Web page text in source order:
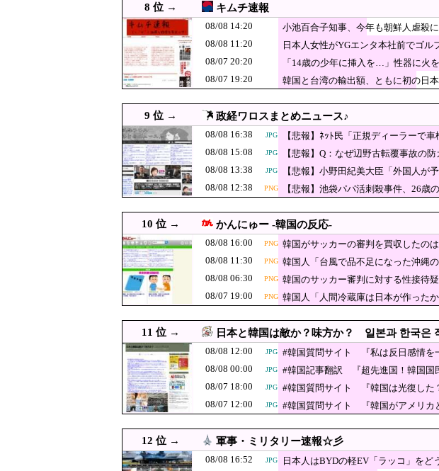
要求されてしまい……
08/08 12:40 JPG
【速報】韓国サッカー協会『すでに
ルはく奪の可能性「審判の国籍は日
08/08 12:38
【悲報】池袋パパ活刺殺事件、26歳の女性被
ｗｗｗｗｗｗｗｗｗｗｗｗｗｗｗｗ
08/08 12:35
韓国人「フランスの有力紙も大韓サ
ンダルに発展してしまう‥」
08/08 12:31 韓国人「日本は市民意識が高くて他人に迷惑
08/08 12:10
【おわった】三峡ダム、豪雨で13基
はじまる
08/08 12:09 視聴者に嫌がられる番組ばかり作
08/08 12:08
【高市ガーｗ】研究者「防弾ガラスの中で平
た石破前総理もしてましたよ？」ｗｗｗｗｗ
08/08 12:07 韓国メディア「幻となった女性天皇。日本皇
08/08 12:05 JPG
韓国人「我が国がクウェート戦で行
メなやつ…（ﾌﾞﾙﾌﾞﾙ」＝韓国の反応
08/08 12:00 JPG #韓国質問サイト 『私は反日感情を一度も持
08/08 12:00 「非常に残念」高市総理と面会決定も…発言不可、握手の
08/08 12:00
08/08 12:00
08/08 12:00 JPG 【衝撃】韓国人「日本の弁当屋の貼り紙、最後の一行がず
08/08 12:00 「経営の神様」の水道哲学、ネタ元は宗教団体の無償労働
08/08 11:55 わいせつな行為疑いで逮捕 エジプト国籍の男性を不起
08/08 11:48 サウジ・パキスタン・トルコ3カ国が共同防
08/08 11:40 JPG 【速報】秋田県、オイルマネー◯兆
08/08 11:38 JPG
【悲報】大石あきこ前衆院議員、れいわ離党
ッコミ殺到 ｗｗｗｗｗｗｗｗｗ
08/08 11:30 JPG 米国・欧州でも「韓国旅行」ブーム
8 位 → キムチ速報
08/08 14:20
小池百合子知事、今年も朝鮮人虐殺
08/08 11:20
日本人女性がYGエンタ本社前でゴ
08/07 20:20
「14歳の少年に挿入を…」性器に火
08/07 19:20
韓国と台湾の輸出額、ともに初の
9 位 → 政経ワロスまとめニュース♪
08/08 16:38
JPG
【悲報】ﾈｯﾄ民「正規ディーラーで
ｗｗｗｗｗｗｗｗｗｗｗｗｗ
08/08 15:08 JPG
【悲報】Q：なぜ辺野古転覆事故の
ｗｗｗｗｗｗｗｗｗｗｗ
08/08 13:38 JPG
【悲報】小野田紀美大臣「外国人
ｗｗｗｗｗｗｗｗｗｗｗｗｗｗ
08/08 12:38 PNG
【悲報】池袋パパ活刺殺事件、26
10 位 → かんにゅー -韓国の反応-
08/08 16:00
PNG 韓国がサッカーの審判を買収したの
08/08 11:30
PNG 韓国人「台風で品不足になった沖縄
08/08 06:30
PNG 韓国のサッカー審判に対する性接待
08/07 19:00
PNG 韓国人「人間冷蔵庫は日本が作った
11 位 → 日本と韓国は敵か？味方か？ 일본과 한국은
08/08 12:00
JPG
#韓国質問サイト 『私は反日感情を
08/08 00:00
JPG
#韓国記事翻訳 『超先進国！韓国国
08/07 18:00
JPG
#韓国質問サイト 『韓国は光復した
08/07 12:00
JPG #韓国質問サイト 『韓国がアメリカ
12 位 → 軍事・ミリタリー速報☆彡
08/08 16:52
JPG
日本人はBYDの軽EV「ラッコ」を